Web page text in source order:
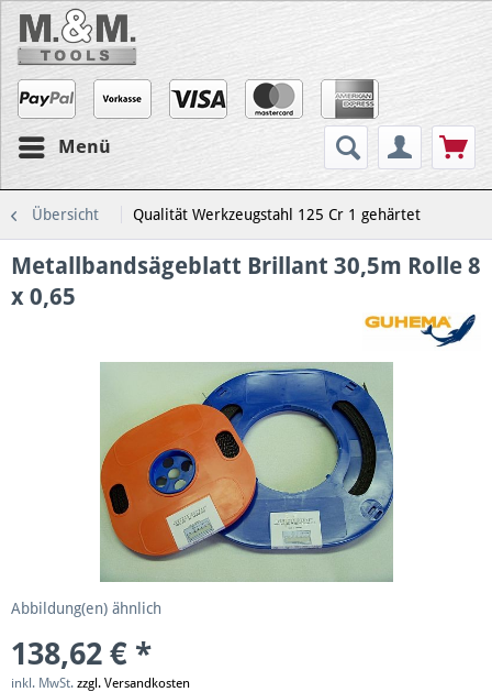
Menü
Übersicht Qualität Werkzeugstahl 125 Cr 1 gehärtet
Metallbandsägeblatt Brillant 30,5m Rolle 8
x 0,65
Abbildung(en) ähnlich
138,62 € *
inkl. MwSt. zzgl. Versandkosten